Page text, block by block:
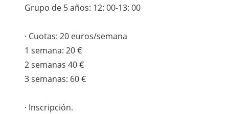
Grupo de 5 años: 12: 00-13: 00
· Cuotas: 20 euros/semana
1 semana: 20 €
2 semanas 40 €
3 semanas: 60 €
· Inscripción.